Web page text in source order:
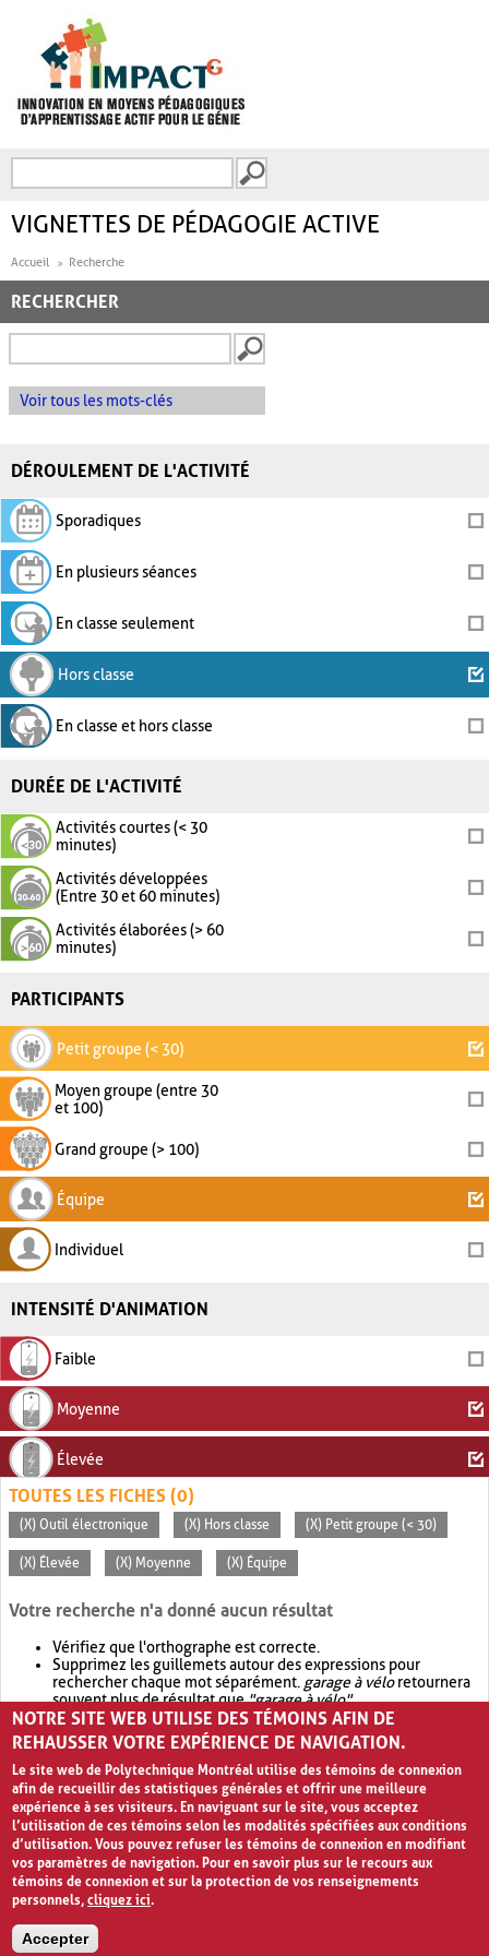
FORMULAIRE DE
VIGNETTES DE PÉDAGOGIE ACTIVE
Accueil Recherche
RECHERCHER
Voir tous les mots-clés
DÉROULEMENT DE L'ACTIVITÉ
Sporadiques
En plusieurs séances
En classe seulement
Hors classe
En classe et hors classe
DURÉE DE L'ACTIVITÉ
Activités courtes (< 30
minutes)
Activités développées
(Entre 30 et 60 minutes)
Activités élaborées (> 60
minutes)
PARTICIPANTS
Petit groupe (< 30)
Moyen groupe (entre 30
et 100)
Grand groupe (> 100)
Équipe
Individuel
INTENSITÉ D'ANIMATION
Faible
Moyenne
Élevée
TOUTES LES FICHES (0)
(X) Outil électronique (X) Hors classe (X) Petit groupe (< 30)
(X) Élevée (X) Moyenne (X) Équipe
Votre recherche n'a donné aucun résultat
Vérifiez que l'orthographe est correcte.
Supprimez les guillemets autour des expressions pour
rechercher chaque mot séparément. garage à véloretournera
souvent plus de résultat que"garage à vélo".
Envisagez d'élargir votre recherche avec OR.garage OR vélo
retournera souvent plus de résultat quegarage à vélo
NOTRE SITE WEB UTILISE DES TÉMOINS AFIN DE
REHAUSSER VOTRE EXPÉRIENCE DE NAVIGATION.
Le site web de Polytechnique Montréal utilise des témoins de connexion
afin de recueillir des statistiques générales et offrir une meilleure
expérience à ses visiteurs. En naviguant sur le site, vous acceptez
l’utilisation de ces témoins selon les modalités spécifiées aux conditions
d’utilisation. Vous pouvez refuser les témoins de connexion en modifiant
vos paramètres de navigation. Pour en savoir plus sur le recours aux
témoins de connexion et sur la protection de vos renseignements
personnels,cliquez ici.
Accepter